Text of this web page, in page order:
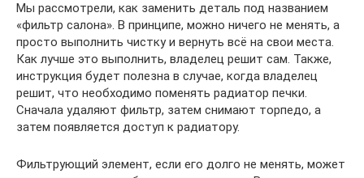
Мы рассмотрели, как заменить деталь под названием
«фильтр салона». В принципе, можно ничего не менять, а
просто выполнить чистку и вернуть всё на свои места.
Как лучше это выполнить, владелец решит сам. Также,
инструкция будет полезна в случае, когда владелец
решит, что необходимо поменять радиатор печки.
Сначала удаляют фильтр, затем снимают торпедо, а
затем появляется доступ к радиатору.
Фильтрующий элемент, если его долго не менять, может